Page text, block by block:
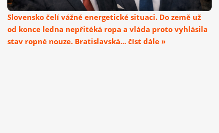
Slovensko čelí vážné energetické situaci. Do země už
od konce ledna nepřitéká ropa a vláda proto vyhlásila
stav ropné nouze. Bratislavská... číst dále »